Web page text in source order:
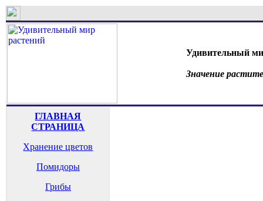
Удивительный
Значение
ГЛАВНАЯ
СТРАНИЦА
Хранение цветов
Помидоры
Грибы